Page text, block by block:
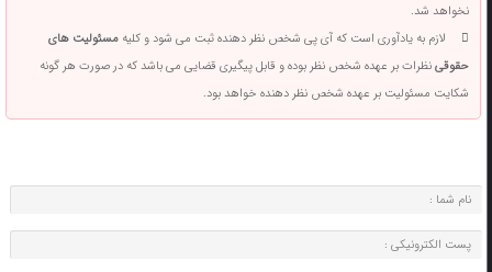
نخواهد شد.
لازم به یادآوری است که آی پی شخص نظر دهنده ثبت می شود و کلیهمسئولیت های
حقوقینظرات بر عهده شخص نظر بوده و قابل پیگیری قضایی می باشد که در صورت هر گونه
شکایت مسئولیت بر عهده شخص نظر دهنده خواهد بود.